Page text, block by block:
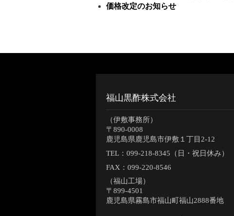
価格改定のお知らせ
福山黒酢株式会社
（伊敷事務所）
〒890-0008
鹿児島県鹿児島市伊敷１丁目2-12
TEL：099-218-8345（日・祝日休み）
FAX：099-220-8546
（福山工場）
〒899-4501
鹿児島県霧島市福山町福山2888番地